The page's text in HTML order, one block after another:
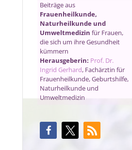
Beiträge aus
Frauenheilkunde,
Naturheilkunde und
Umweltmedizin für Frauen,
die sich um ihre Gesundheit
kümmern
Herausgeberin: Prof. Dr.
Ingrid Gerhard, Fachärztin für
Frauenheilkunde, Geburtshilfe,
Naturheilkunde und
Umweltmedizin